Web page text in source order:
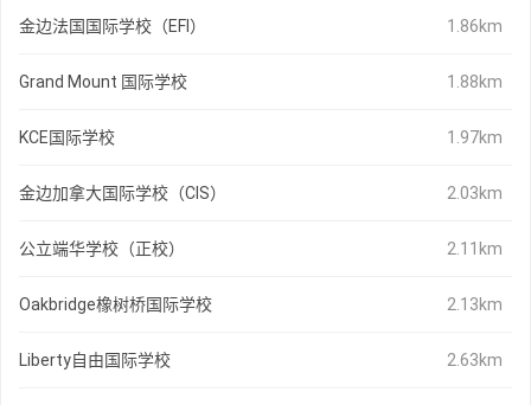
金边法国国际学校（EFI） 1.86km
Grand Mount 国际学校 1.88km
KCE国际学校 1.97km
金边加拿大国际学校（CIS） 2.03km
公立端华学校（正校） 2.11km
Oakbridge橡树桥国际学校 2.13km
Liberty自由国际学校 2.63km